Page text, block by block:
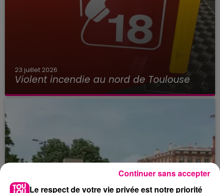
23 juillet 2026
Violent incendie au nord de Toulouse
Le respect de votre vie privée est notre priorité
Continuer sans accepter